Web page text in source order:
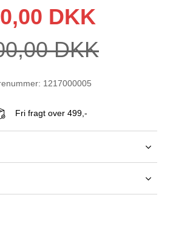
DKK
DKK
1217000005
Fri fragt over 499,-